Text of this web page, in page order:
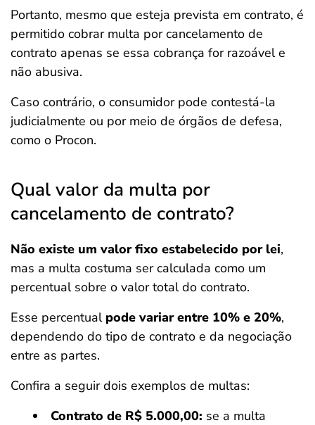
Portanto, mesmo que esteja prevista em contrato, é
permitido cobrar multa por cancelamento de
contrato apenas se essa cobrança for razoável e
não abusiva.
Caso contrário, o consumidor pode contestá-la
judicialmente ou por meio de órgãos de defesa,
como o Procon.
Qual valor da multa por
cancelamento de contrato?
Não existe um valor fixo estabelecido por lei,
mas a multa costuma ser calculada como um
percentual sobre o valor total do contrato.
Esse percentual pode variar entre 10% e 20%,
dependendo do tipo de contrato e da negociação
entre as partes.
Confira a seguir dois exemplos de multas:
Contrato de R$ 5.000,00: se a multa